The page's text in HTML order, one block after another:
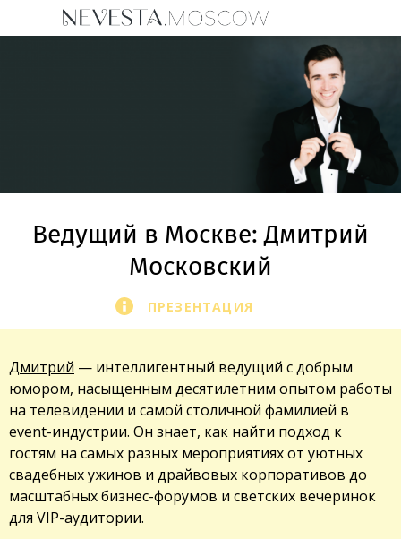
Ведущий в Москве: Дмитрий
Московский
ПРЕЗЕНТАЦИЯ
Дмитрий — интеллигентный ведущий с добрым
юмором, насыщенным десятилетним опытом работы
на телевидении и самой столичной фамилией в
event-индустрии. Он знает, как найти подход к
гостям на самых разных мероприятиях от уютных
свадебных ужинов и драйвовых корпоративов до
масштабных бизнес-форумов и светских вечеринок
для VIP-аудитории.